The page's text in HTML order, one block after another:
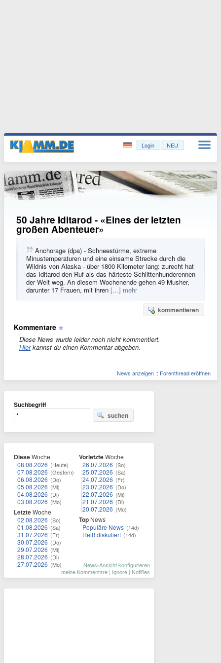
Login NEU
50 Jahre Iditarod - «Eines der letzten
großen Abenteuer»
Anchorage (dpa) - Schneestürme, extreme
Minustemperaturen und eine einsame Strecke durch die
Wildnis von Alaska - über 1800 Kilometer lang: zurecht hat
das Iditarod den Ruf als das härteste Schlittenhunderennen
der Welt weg. An diesem Wochenende gehen 49 Musher,
darunter 17 Frauen, mit ihren […] mehr
kommentieren
Kommentare
Diese News wurde leider noch nicht kommentiert.
Hierkannst du einen Kommentar abgeben.
News anzeigen :: Forenthread eröffnen
Suchbegriff
suchen
DieseWoche
08.08.2026 (Heute)
07.08.2026 (Gestern)
06.08.2026 (Do)
05.08.2026 (Mi)
04.08.2026 (Di)
03.08.2026 (Mo)
LetzteWoche
02.08.2026 (So)
01.08.2026 (Sa)
31.07.2026 (Fr)
30.07.2026 (Do)
29.07.2026 (Mi)
28.07.2026 (Di)
27.07.2026 (Mo)
VorletzteWoche
26.07.2026 (So)
25.07.2026 (Sa)
24.07.2026 (Fr)
23.07.2026 (Do)
22.07.2026 (Mi)
21.07.2026 (Di)
20.07.2026 (Mo)
Top News
Populäre News (14d)
Heiß diskutiert (14d)
News-Ansicht konfigurieren
meine Kommentare | Ignore | Notifies